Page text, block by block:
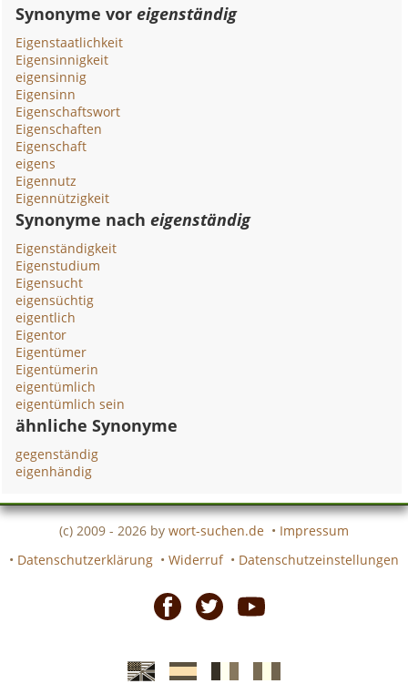
Synonyme voreigenständig
Eigenstaatlichkeit
Eigensinnigkeit
eigensinnig
Eigensinn
Eigenschaftswort
Eigenschaften
Eigenschaft
eigens
Eigennutz
Eigennützigkeit
Synonyme nacheigenständig
Eigenständigkeit
Eigenstudium
Eigensucht
eigensüchtig
eigentlich
Eigentor
Eigentümer
Eigentümerin
eigentümlich
eigentümlich sein
ähnliche Synonyme
gegenständig
eigenhändig
(c) 2009 - 2026 by wort-suchen.de • Impressum
• Datenschutzerklärung • Widerruf • Datenschutzeinstellungen